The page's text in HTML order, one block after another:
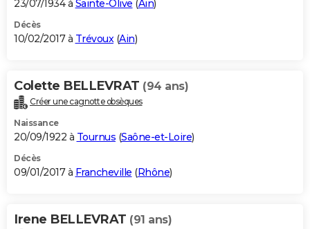
23/07/1934 à Sainte-Olive (Ain)
Décès
10/02/2017 à Trévoux(Ain)
Colette BELLEVRAT (94 ans)
Créer une cagnotte obsèques
Naissance
20/09/1922 à Tournus (Saône-et-Loire)
Décès
09/01/2017 à Francheville (Rhône)
Irene BELLEVRAT (91 ans)